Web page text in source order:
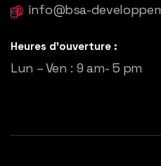
info@bsa-
Heures d'ouverture :
Lun – Ven : 9 am- 5 pm